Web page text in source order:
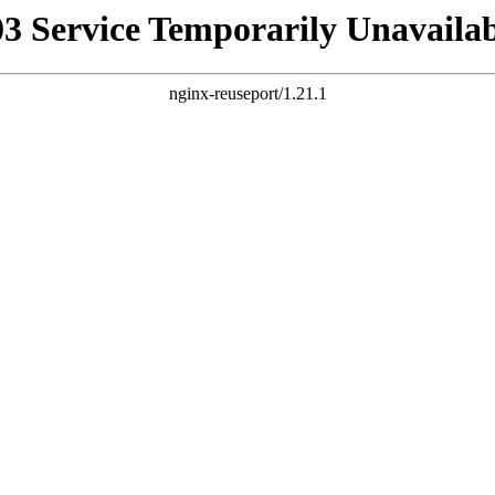
Service Temporarily
nginx-reuseport/1.21.1